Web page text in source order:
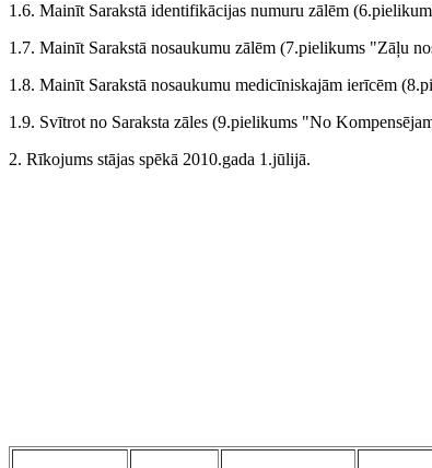
1.6. Mainīt Sarakstā identifikācijas numuru zālēm
1.7. Mainīt Sarakstā nosaukumu zālēm (7.pielikums "Zāļu
1.8. Mainīt Sarakstā nosaukumu medicīniskajām ierīcēm
1.9. Svītrot no Saraksta zāles (9.pielikums "No
2. Rīkojums stājas spēkā 2010.gada 1.jūlijā.